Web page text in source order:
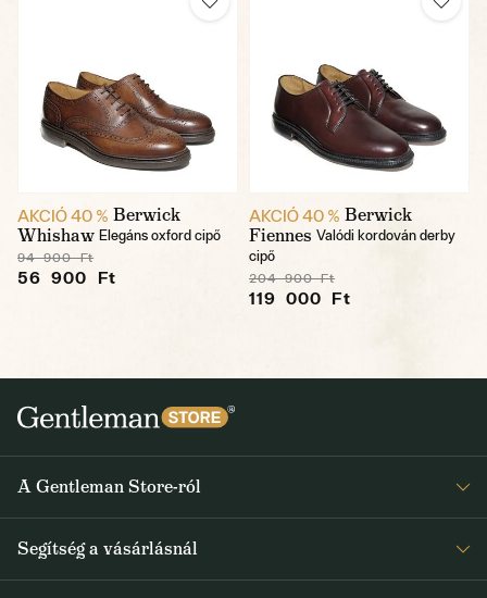
AKCIÓ 40 % Berwick
Whishaw Elegáns oxford cipő
94 900 Ft
56 900 Ft
AKCIÓ 40 % Berwick
Fiennes Valódi kordován derby
cipő
204 900 Ft
119 000 Ft
A Gentleman Store-ról
Rólunk
Segítség a vásárlásnál